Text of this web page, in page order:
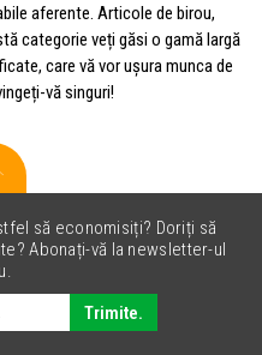
aferente. Articole de birou,
categorie veți găsi o gamă largă
care vă vor ușura munca de
vă singuri!
să economisiți? Doriți să
Abonați-vă la newsletter-ul
Trimite.